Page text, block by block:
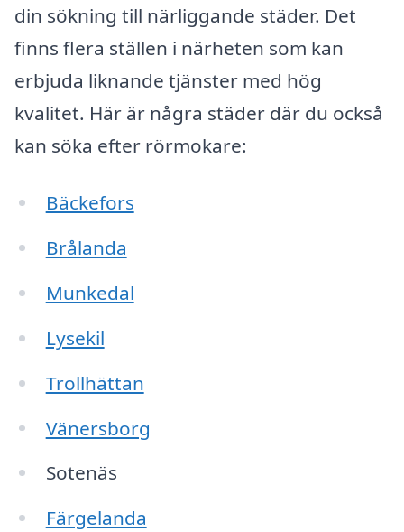
din sökning till närliggande städer. Det
finns flera ställen i närheten som kan
erbjuda liknande tjänster med hög
kvalitet. Här är några städer där du också
kan söka efter rörmokare:
Bäckefors
Brålanda
Munkedal
Lysekil
Trollhättan
Vänersborg
Sotenäs
Färgelanda